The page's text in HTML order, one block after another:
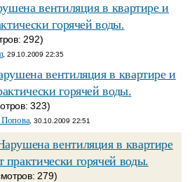
вентиляция в квартире и
горячей воды.
292)
, 29.10.2009 22:35
вентиляция в квартире и
горячей воды.
323)
Попова , 30.10.2009 22:51
вентиляция в квартире
практически горячей воды.
279)